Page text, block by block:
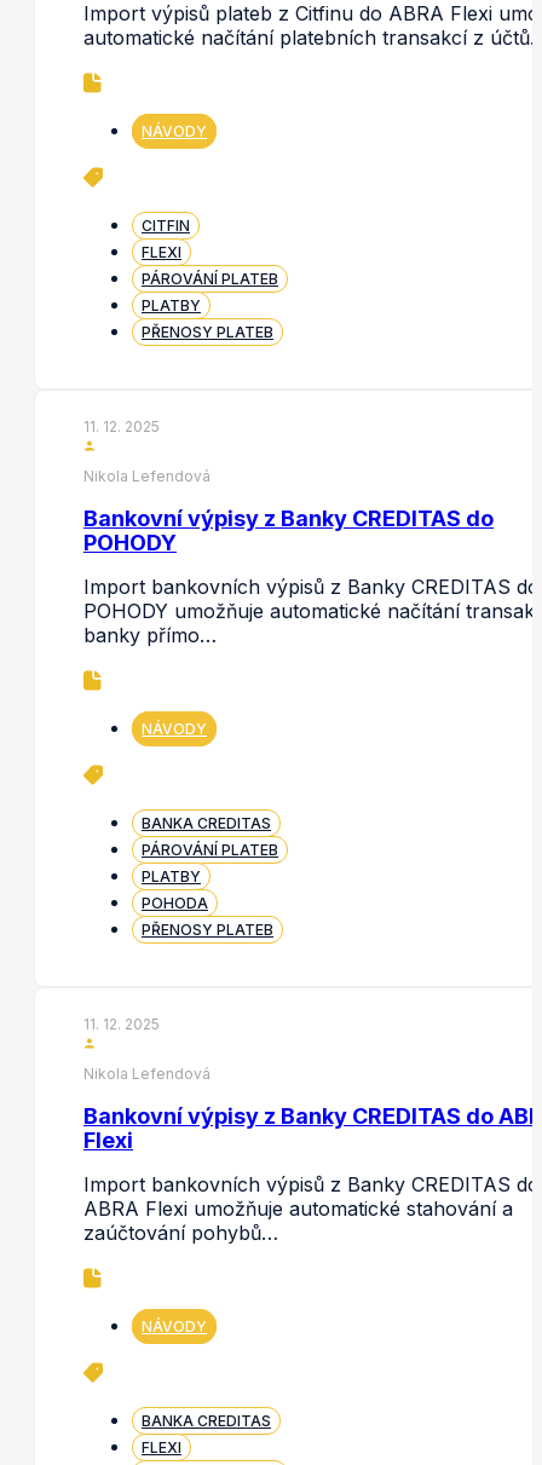
Import výpisů plateb z Citfinu do ABRA Flexi
automatické načítání platebních transakcí z
NÁVODY
CITFIN
FLEXI
PÁROVÁNÍ PLATEB
PLATBY
PŘENOSY PLATEB
11. 12. 2025
Nikola Lefendová
Bankovní výpisy z Banky CREDITAS do
POHODY
Import bankovních výpisů z Banky CREDITAS do
POHODY umožňuje automatické načítání
banky přímo…
NÁVODY
BANKA CREDITAS
PÁROVÁNÍ PLATEB
PLATBY
POHODA
PŘENOSY PLATEB
11. 12. 2025
Nikola Lefendová
Bankovní výpisy z Banky CREDITAS do
Flexi
Import bankovních výpisů z Banky CREDITAS do
ABRA Flexi umožňuje automatické stahování a
zaúčtování pohybů…
NÁVODY
BANKA CREDITAS
FLEXI